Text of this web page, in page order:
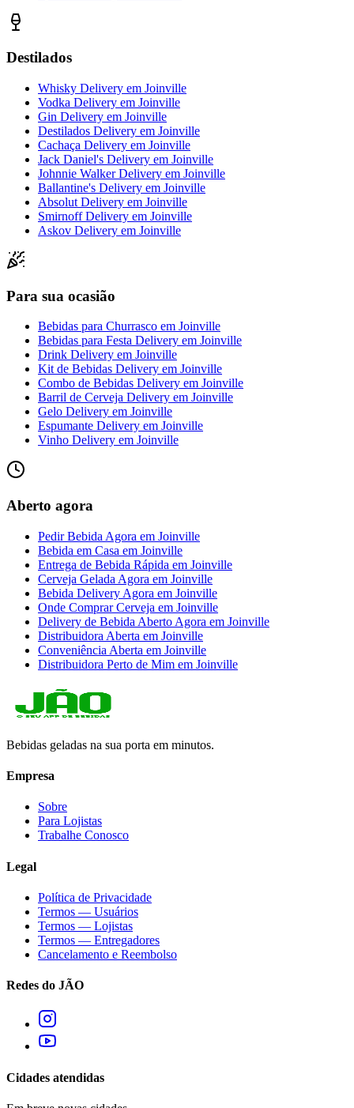
Destilados
Whisky Delivery em Joinville
Vodka Delivery em Joinville
Gin Delivery em Joinville
Destilados Delivery em Joinville
Cachaça Delivery em Joinville
Jack Daniel's Delivery em Joinville
Johnnie Walker Delivery em Joinville
Ballantine's Delivery em Joinville
Absolut Delivery em Joinville
Smirnoff Delivery em Joinville
Askov Delivery em Joinville
Para sua ocasião
Bebidas para Churrasco em Joinville
Bebidas para Festa Delivery em Joinville
Drink Delivery em Joinville
Kit de Bebidas Delivery em Joinville
Combo de Bebidas Delivery em Joinville
Barril de Cerveja Delivery em Joinville
Gelo Delivery em Joinville
Espumante Delivery em Joinville
Vinho Delivery em Joinville
Aberto agora
Pedir Bebida Agora em Joinville
Bebida em Casa em Joinville
Entrega de Bebida Rápida em Joinville
Cerveja Gelada Agora em Joinville
Bebida Delivery Agora em Joinville
Onde Comprar Cerveja em Joinville
Delivery de Bebida Aberto Agora em Joinville
Distribuidora Aberta em Joinville
Conveniência Aberta em Joinville
Distribuidora Perto de Mim em Joinville
Bebidas geladas na sua porta em minutos.
Empresa
Sobre
Para Lojistas
Trabalhe Conosco
Legal
Política de Privacidade
Termos — Usuários
Termos — Lojistas
Termos — Entregadores
Cancelamento e Reembolso
Redes do JÃO
Cidades atendidas